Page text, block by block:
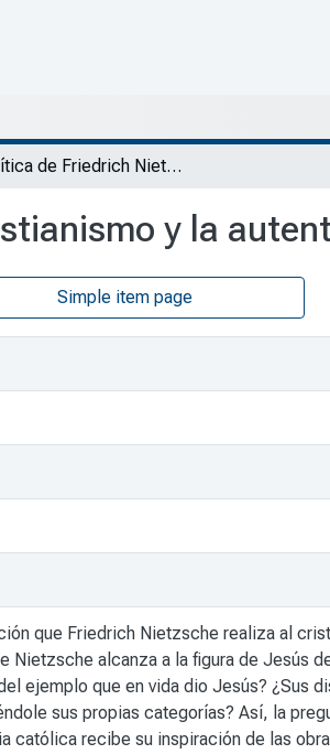
La crítica de Friedrich Nietzsche al cristianismo y la autenticidad de Jesús de Nazaret
y la
Simple item page
que Friedrich Nietzsche realiza al
alcanza a la figura de Jesús
ejemplo que en vida dio Jesús? ¿Sus
sus propias categorías? Así, la
católica recibe su inspiración de las